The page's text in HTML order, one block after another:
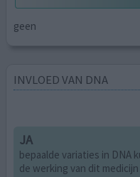
geen
INVLOED VAN DNA
JA
bepaalde variaties in DNA
de werking van dit medicijn